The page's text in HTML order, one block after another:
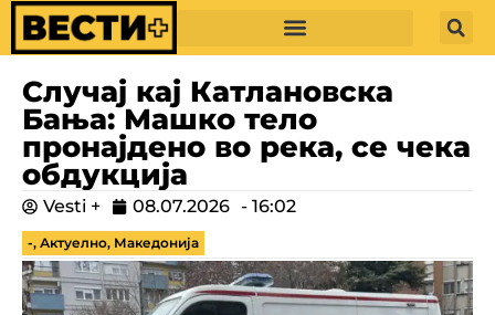
Случај кај Катлановска
Бања: Машко тело
пронајдено во река, се чека
обдукција
Vesti + 08.07.2026 - 16:02
-, Актуелно, Македонија